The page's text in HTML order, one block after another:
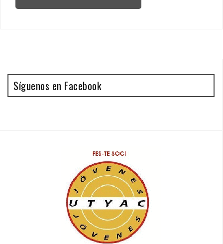
Síguenos en Facebook